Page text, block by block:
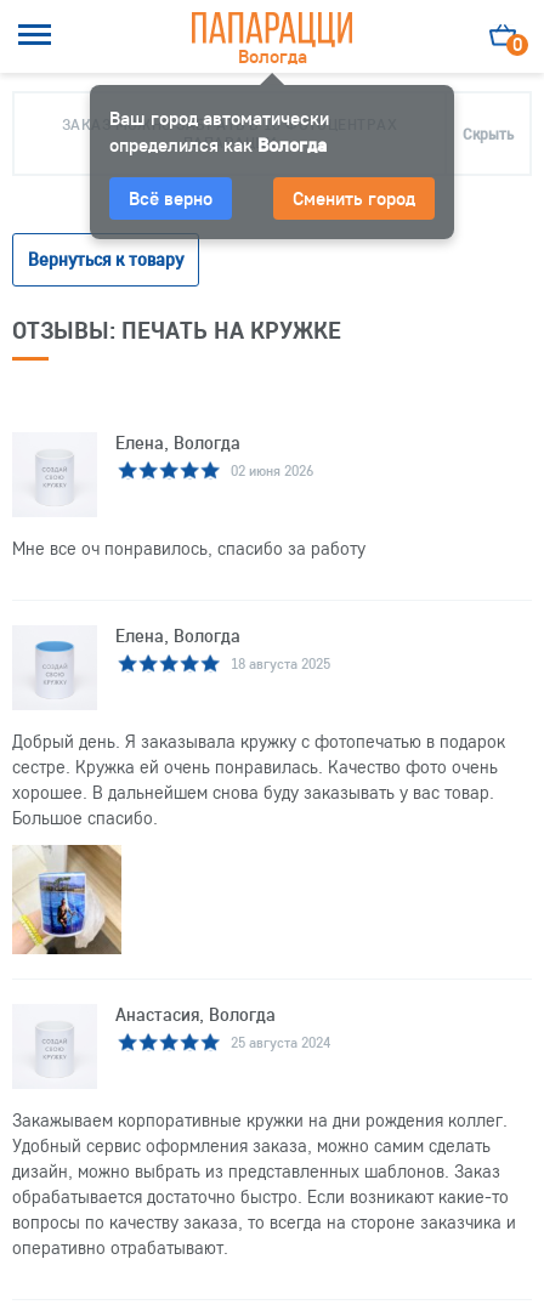
Вологда
Ваш город автоматически
определился как Вологда
Всё верно Сменить город
0
ЗАКАЗ МОЖНО ЗАБРАТЬ В 10 ФОТОЦЕНТРАХ
ПАПАРАЦЦИ
Скрыть
Вернуться к товару
ОТЗЫВЫ: ПЕЧАТЬ НА КРУЖКЕ
Елена, Вологда
02 июня 2026
Мне все оч понравилось, спасибо за работу
Елена, Вологда
18 августа 2025
Добрый день. Я заказывала кружку с фотопечатью в подарок
сестре. Кружка ей очень понравилась. Качество фото очень
хорошее. В дальнейшем снова буду заказывать у вас товар.
Большое спасибо.
Анастасия, Вологда
25 августа 2024
Закажываем корпоративные кружки на дни рождения коллег.
Удобный сервис оформления заказа, можно самим сделать
дизайн, можно выбрать из представленных шаблонов. Заказ
обрабатывается достаточно быстро. Если возникают какие-то
вопросы по качеству заказа, то всегда на стороне заказчика и
оперативно отрабатывают.